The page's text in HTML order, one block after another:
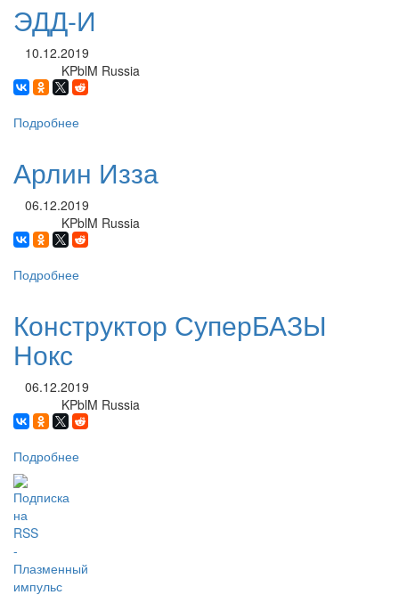
ЭДД-И
10.12.2019
KPblM Russia
Подробнее
Арлин Изза
06.12.2019
KPblM Russia
Подробнее
Конструктор СуперБАЗЫ
Нокс
06.12.2019
KPblM Russia
Подробнее